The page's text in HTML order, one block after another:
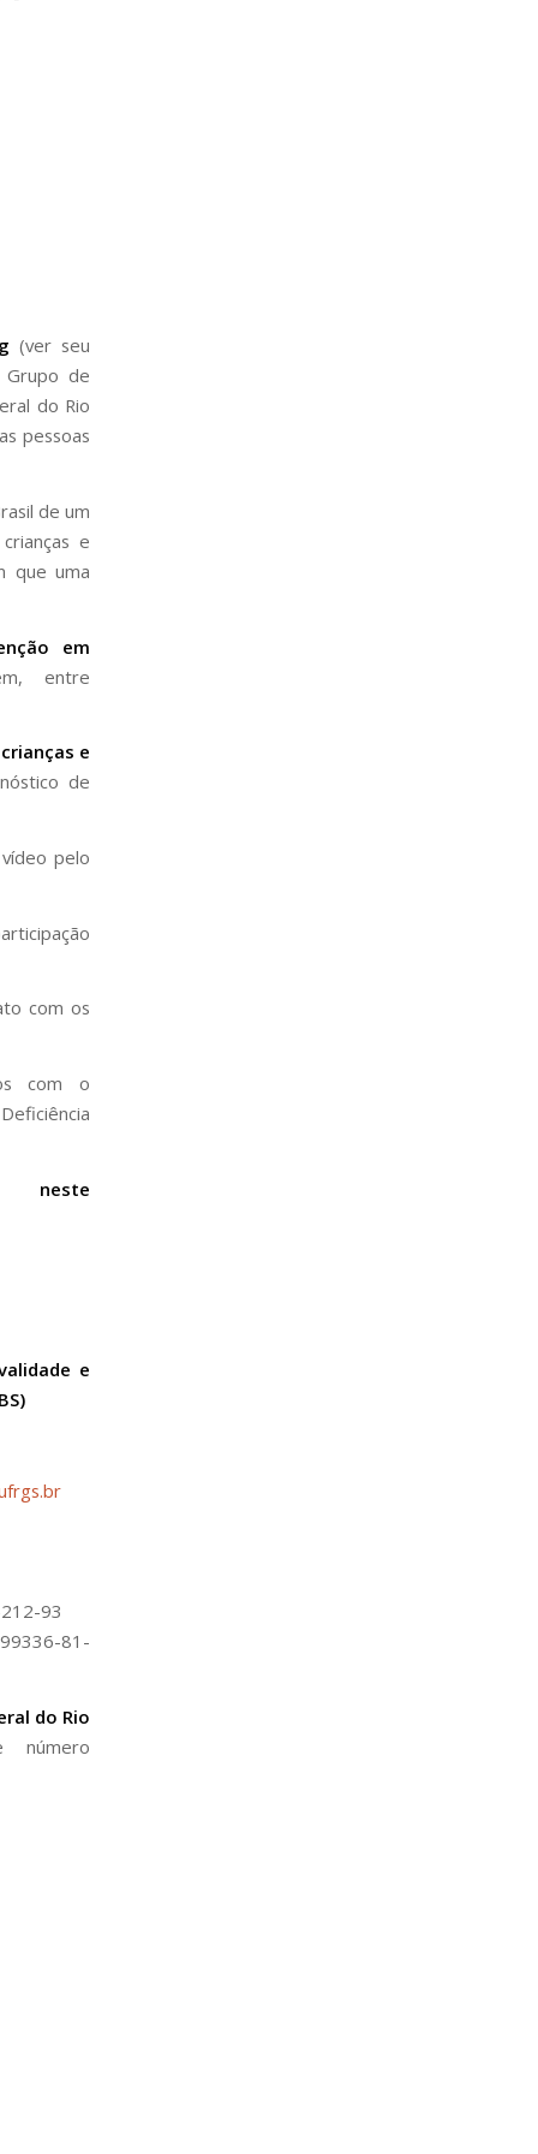
(ver seu
Grupo de
do Rio
pessoas
de um
e
que uma
em
entre
e
de
pelo
com os
com o
e
93
81-
do Rio
número